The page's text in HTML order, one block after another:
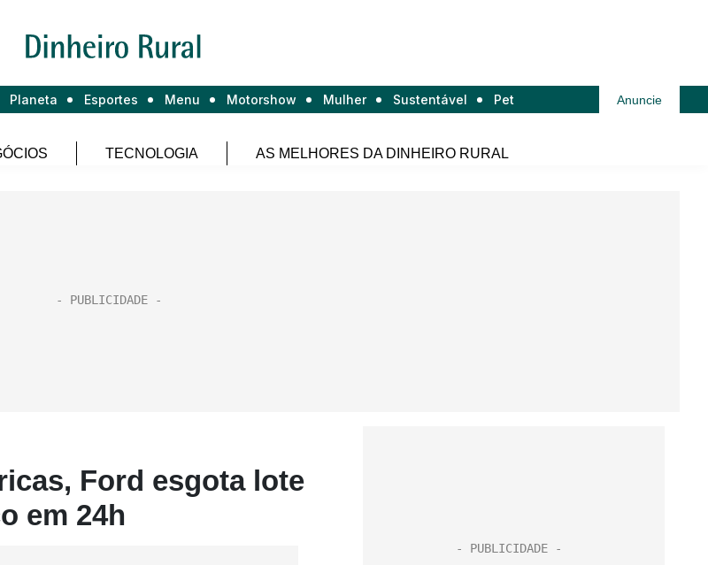
Planeta Esportes Menu Motorshow Mulher Sustentável Pet Anuncie
TECNOLOGIA AS MELHORES DA DINHEIRO RURAL
Ford esgota lote
em 24h